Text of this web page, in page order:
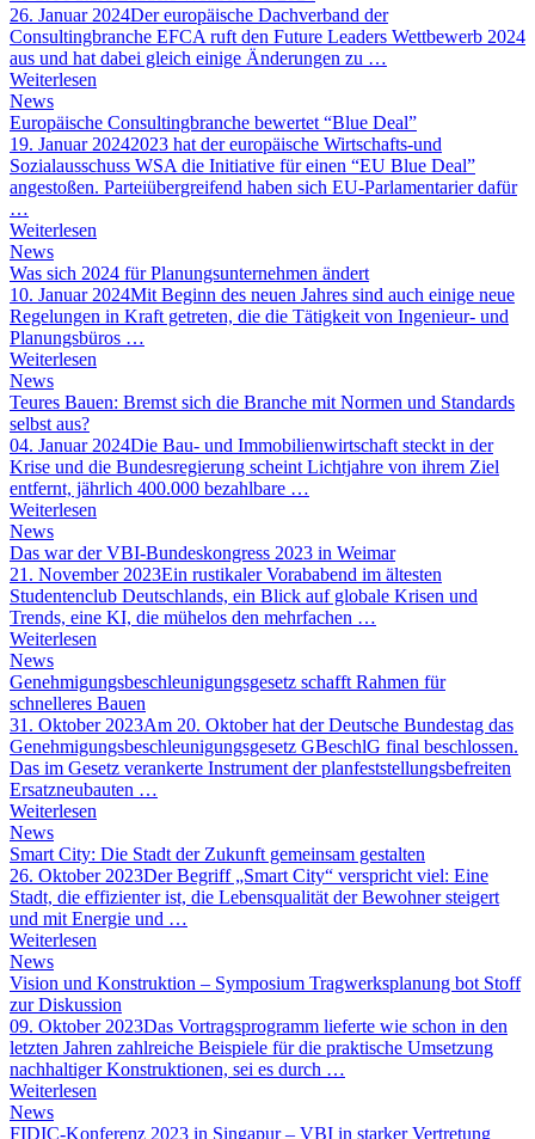
26. Januar 2024Der europäische Dachverband der
Consultingbranche EFCA ruft den Future Leaders Wettbewerb 2024
aus und hat dabei gleich einige Änderungen zu …
Weiterlesen
News
Europäische Consultingbranche bewertet “Blue Deal”
19. Januar 20242023 hat der europäische Wirtschafts-und
Sozialausschuss WSA die Initiative für einen “EU Blue Deal”
angestoßen. Parteiübergreifend haben sich EU-Parlamentarier dafür
…
Weiterlesen
News
Was sich 2024 für Planungsunternehmen ändert
10. Januar 2024Mit Beginn des neuen Jahres sind auch einige neue
Regelungen in Kraft getreten, die die Tätigkeit von Ingenieur- und
Planungsbüros …
Weiterlesen
News
Teures Bauen: Bremst sich die Branche mit Normen und Standards
selbst aus?
04. Januar 2024Die Bau- und Immobilienwirtschaft steckt in der
Krise und die Bundesregierung scheint Lichtjahre von ihrem Ziel
entfernt, jährlich 400.000 bezahlbare …
Weiterlesen
News
Das war der VBI-Bundeskongress 2023 in Weimar
21. November 2023Ein rustikaler Vorababend im ältesten
Studentenclub Deutschlands, ein Blick auf globale Krisen und
Trends, eine KI, die mühelos den mehrfachen …
Weiterlesen
News
Genehmigungsbeschleunigungsgesetz schafft Rahmen für
schnelleres Bauen
31. Oktober 2023Am 20. Oktober hat der Deutsche Bundestag das
Genehmigungsbeschleunigungsgesetz GBeschlG final beschlossen.
Das im Gesetz verankerte Instrument der planfeststellungsbefreiten
Ersatzneubauten …
Weiterlesen
News
Smart City: Die Stadt der Zukunft gemeinsam gestalten
26. Oktober 2023Der Begriff „Smart City“ verspricht viel: Eine
Stadt, die effizienter ist, die Lebensqualität der Bewohner steigert
und mit Energie und …
Weiterlesen
News
Vision und Konstruktion – Symposium Tragwerksplanung bot Stoff
zur Diskussion
09. Oktober 2023Das Vortragsprogramm lieferte wie schon in den
letzten Jahren zahlreiche Beispiele für die praktische Umsetzung
nachhaltiger Konstruktionen, sei es durch …
Weiterlesen
News
FIDIC-Konferenz 2023 in Singapur – VBI in starker Vertretung